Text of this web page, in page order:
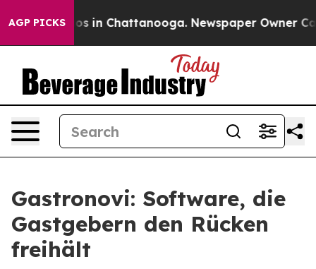
AGP PICKS
Chaos in Chattanooga. Newspaper Owner Calls
Gastronovi: Software, die
Gastgebern den Rücken
freihält